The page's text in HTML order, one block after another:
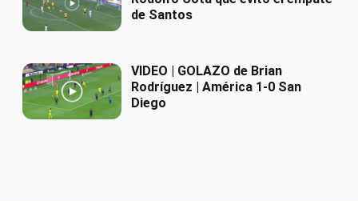
de Santos
VIDEO | GOLAZO de Brian
Rodríguez | América 1-0 San
Diego